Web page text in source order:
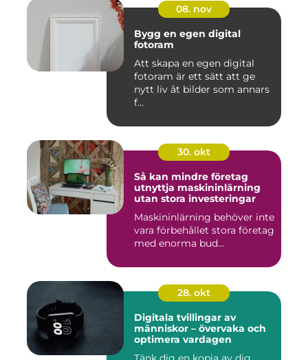
08. nov
Bygg en egen digital
fotoram
Att skapa en egen digital
fotoram är ett sätt att ge
nytt liv åt bilder som annars
f...
30. okt
Så kan mindre företag
utnyttja maskininlärning
utan stora investeringar
Maskininlärning behöver inte
vara förbehållet stora företag
med enorma bud...
28. okt
Digitala tvillingar av
människor – övervaka och
optimera vardagen